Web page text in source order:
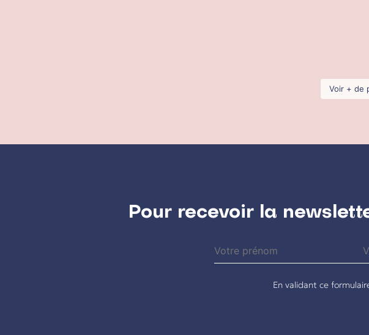
Voir + de
Pour recevoir la
En validant ce